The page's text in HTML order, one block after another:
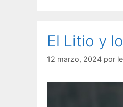
El Litio y
12 marzo, 2024 por